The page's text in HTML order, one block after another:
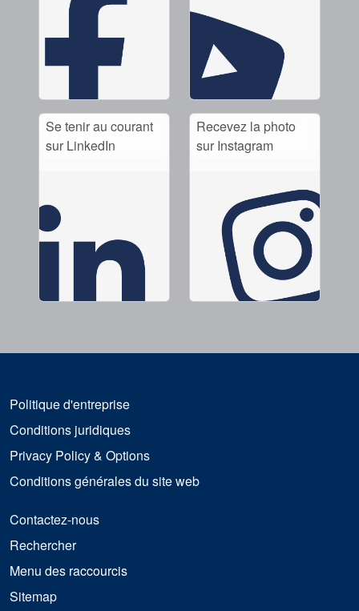
Se tenir au courant
sur LinkedIn
Recevez la photo
sur Instagram
Politique d'entreprise
Conditions juridiques
Privacy Policy & Options
Conditions générales du site web
Contactez-nous
Rechercher
Menu des raccourcis
Sitemap